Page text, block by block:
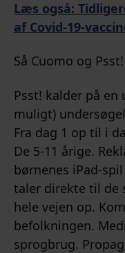
Læs også:
af Covid-19-
Så Cuomo og
Psst! kalder på
muligt)
Fra dag 1 op til i
De 5-11 årige.
børnenes iPad-
taler direkte til de
hele vejen op.
befolkningen.
sprogbrug.